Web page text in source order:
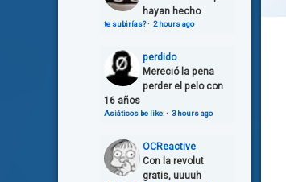
hayan hecho
te subirías?· 2 hours ago
perdido
Mereció la pena
perder el pelo con
16 años
Asiáticos be like:· 3 hours ago
OCReactive
Con la revolut
gratis, uuuuh